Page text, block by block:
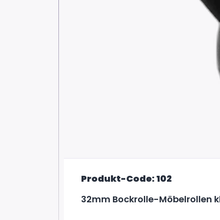
Produkt-Code: 102
32mm Bockrolle-Möbelrollen